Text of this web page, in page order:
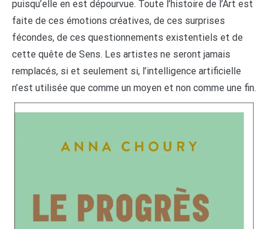
puisqu’elle en est dépourvue. Toute l’histoire de l’Art est
faite de ces émotions créatives, de ces surprises
fécondes, de ces questionnements existentiels et de
cette quête de Sens. Les artistes ne seront jamais
remplacés, si et seulement si, l’intelligence artificielle
n’est utilisée que comme un moyen et non comme une fin.